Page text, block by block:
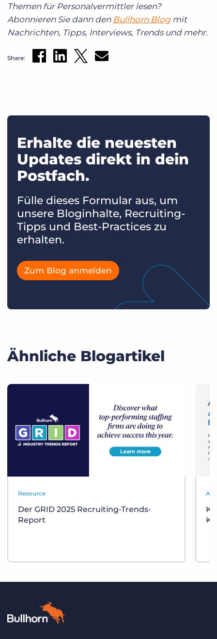
Themen für Personalvermittler lesen?
Abonnieren Sie dann den Bullhorn Blog mit
Nachrichten, Tipps, Interviews, Trends und mehr.
Share:
Erhalte die neuesten
Updates direkt in dein
Postfach.
Fülle dieses Formular aus, um
unsere Bloginhalte, Recruiting-
Tipps und Best-Practices zu
erhalten.
Zum Blog anmelden
Ähnliche Blogartikel
Resource
Der GRID 2025 Recruiting-Trends-
Report
KI